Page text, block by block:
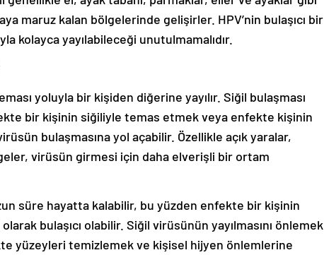
maruz kalan bölgelerinde gelişirler. HPV’nin bulaşıcı bir
kolayca yayılabileceği unutulmamalıdır.
yoluyla bir kişiden diğerine yayılır. Siğil bulaşması
bir kişinin siğiliyle temas etmek veya enfekte kişinin
bulaşmasına yol açabilir. Özellikle açık yaralar,
virüsün girmesi için daha elverişli bir ortam
süre hayatta kalabilir, bu yüzden enfekte bir kişinin
bulaşıcı olabilir. Siğil virüsünün yayılmasını önlemek
yüzeyleri temizlemek ve kişisel hijyen önlemlerine